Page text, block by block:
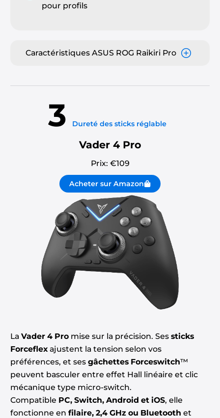
pour profils
Caractéristiques ASUS ROG Raikiri Pro
3 Dureté des sticks réglable
Vader 4 Pro
Prix: €109
Acheter sur Amazon
La Vader 4 Promise sur la précision. Sessticks
Forceflexajustent la tension selon vos
préférences, et sesgâchettes Forceswitch™
peuvent basculer entre effet Hall linéaire et clic
mécanique type micro-switch.
Compatible PC, Switch, Android et iOS, elle
fonctionne en filaire, 2,4 GHz ou Bluetooth et